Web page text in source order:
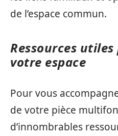
de l’espace commun.
Ressources
votre espace
Pour vous
de votre pièce
d’innombrables